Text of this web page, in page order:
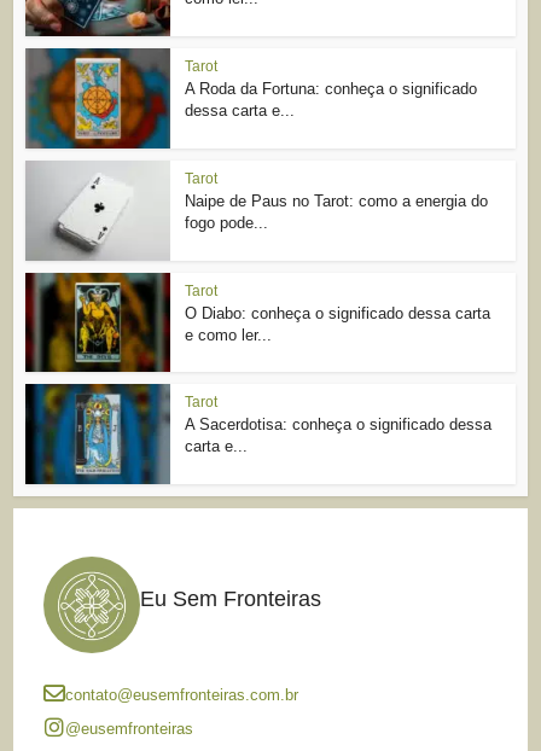
Tarot
A Roda da Fortuna: conheça o significado
dessa carta e...
Tarot
Naipe de Paus no Tarot: como a energia do
fogo pode...
Tarot
O Diabo: conheça o significado dessa carta
e como ler...
Tarot
A Sacerdotisa: conheça o significado dessa
carta e...
Eu Sem Fronteiras
contato@eusemfronteiras.com.br
@eusemfronteiras